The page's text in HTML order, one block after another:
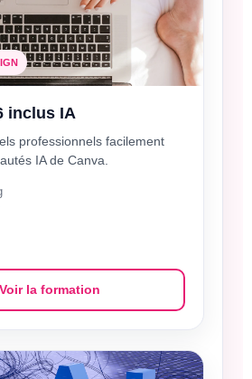
inclus IA
professionnels facilement
IA de Canva.
Voir la formation